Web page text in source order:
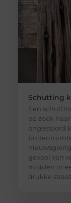
Schutting
Een
op zoek
ongestoord
gevoel van
midden in
drukke